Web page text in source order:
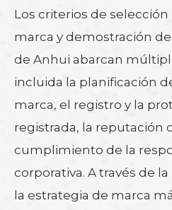
Los criterios de
marca y demostración
de Anhui abarcan
incluida la planificación
marca, el registro y la
registrada, la reputación
cumplimiento de la
corporativa. A través de
la estrategia de marca